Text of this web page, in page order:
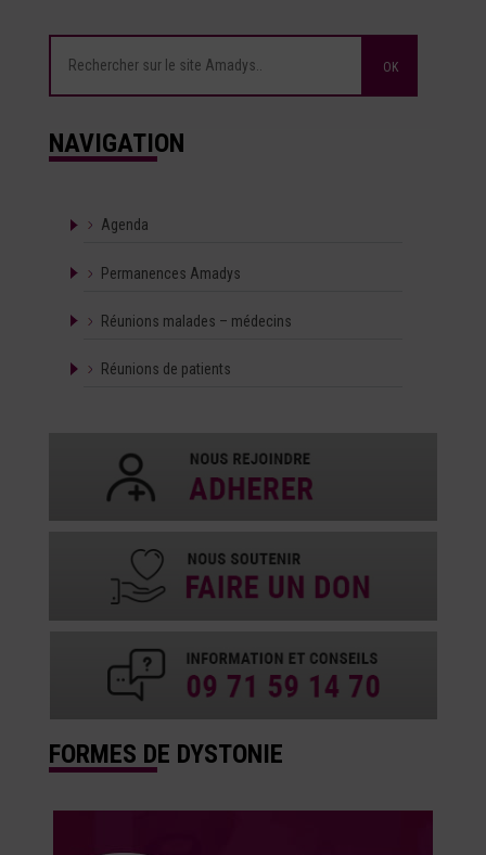
NAVIGATION
Agenda
Permanences Amadys
Réunions malades – médecins
Réunions de patients
FORMES DE DYSTONIE